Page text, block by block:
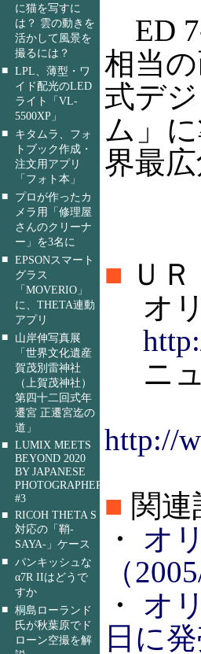
に猫を写すに
は？ 雲の動きを
活かして風景を
撮るには？
■ LPL、薄型・ワ
イド配光のLED
ライト「VL-
5500XP」
■
キタムラ、フォ
トブック作成・
注文用アプリ
「フォト本」
■
プロが作ったカ
メラ用「修理屋
さんのクリーナ
ー」を3名に
■ EPSONスマート
グラス
「MOVERIO」
に、THETA連動
アプリ
■
山岸伸写真展
「世界文化遺産
賀茂別雷神社
（上賀茂神社）
第四十二回式年
遷宮 正遷宮迄の
道」
■ LUMIX MEETS
BEYOND 2020
BY JAPANESE
PHOTOGRAPHERS
#3
■ RICOH THETA S
対応の「鞘-
SAYA-」ケース
■ パンキッシュな
α7R IIはどうで
すか
■ 桐島ローランド
氏が秋葉原でド
ローン空撮を解
ED
相当
式デ
ム」
界最
■ ＵＲ
オリ
ニュ
http://
■ 関連
・ オ
（
・ オ
日に